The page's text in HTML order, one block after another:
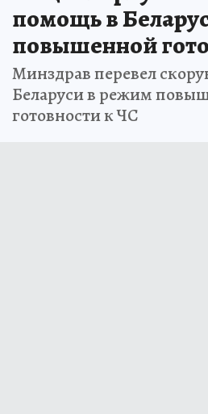
помощь в
повышенной
Минздрав перевел
Беларуси в режим
готовности к ЧС